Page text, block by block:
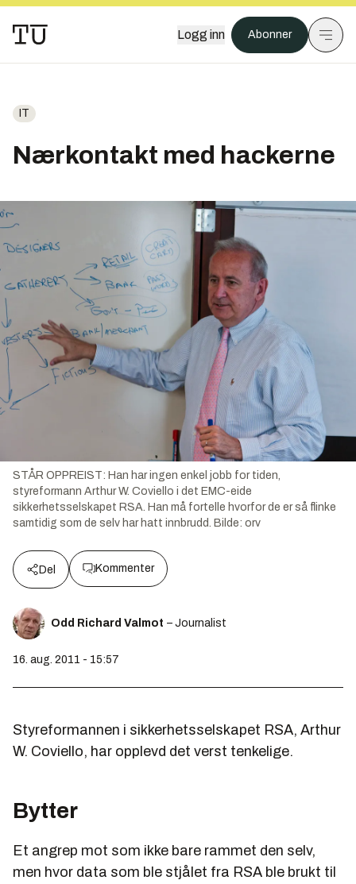
Logg inn Abonner
IT
Nærkontakt med hackerne
STÅR OPPREIST: Han har ingen enkel jobb for tiden,
styreformann Arthur W. Coviello i det EMC-eide
sikkerhetsselskapet RSA. Han må fortelle hvorfor de er så flinke
samtidig som de selv har hatt innbrudd.
Bilde: orv
Del Kommenter
Odd Richard Valmot – Journalist
16. aug. 2011 - 15:57
Styreformannen i sikkerhetsselskapet RSA, Arthur
W. Coviello, har opplevd det verst tenkelige.
Bytter
Et angrep mot som ikke bare rammet den selv,
men hvor data som ble stjålet fra RSA ble brukt til